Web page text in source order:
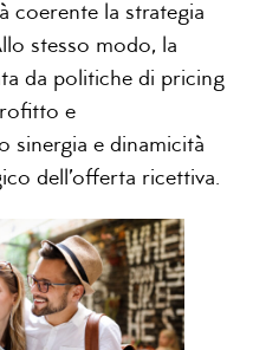
coerente la strategia
stesso modo, la
da politiche di pricing
e
sinergia e dinamicità
dell’offerta ricettiva.